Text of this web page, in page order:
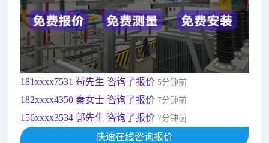
189xxxx6562 王先生 咨询了报价1秒前
190xxxx3508 徐女士 咨询了报价5秒前
135xxxx6654 张先生 咨询了报价
181xxxx7531 苟先生 咨询了报价5分钟前
182xxxx4350 秦女士 咨询了报价 7分钟前
156xxxx3534 郭先生 咨询了报价 7分钟前
192xxxx2920 周先生 咨询了报价 10分钟前
189xxxx6562 王先生 咨询了报价1秒前
快速在线咨询报价